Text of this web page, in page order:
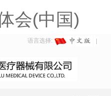
会(中国)
语言选择: